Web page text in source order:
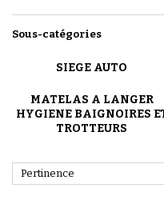
Sous-catégories
SIEGE AUTO
MATELAS A LANGER
HYGIENE BAIGNOIRES
TROTTEURS
Pertinence